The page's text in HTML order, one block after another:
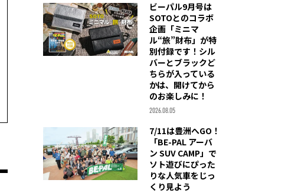
ビーパル9月号は
SOTOとのコラボ
企画「ミニマ
ル“旅”財布」が特
別付録です！シル
バーとブラックど
ちらが入っている
かは、開けてから
のお楽しみに！
2026.08.05
7/11は豊洲へGO！
「BE-PAL アーバ
ン SUV CAMP」で
ソト遊びにぴった
りな人気車をじっ
くり見よう